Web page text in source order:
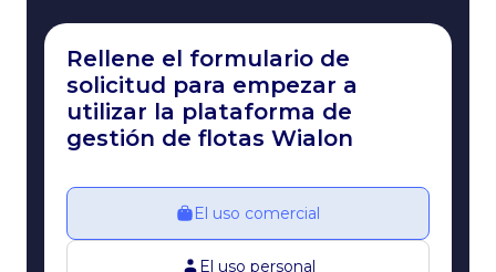
Rellene el formulario de
solicitud para empezar a
utilizar la plataforma de
gestión de flotas Wialon
El uso comercial
El uso personal